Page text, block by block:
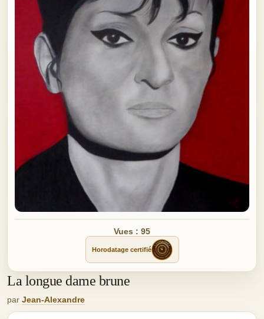
Vues : 95
Horodatage certifié
La longue dame brune
par Jean-Alexandre